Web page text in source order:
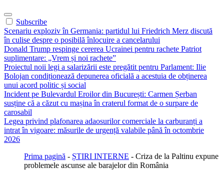
Subscribe
Scenariu exploziv în Germania: partidul lui Friedrich Merz discută
în culise despre o posibilă înlocuire a cancelarului
Donald Trump respinge cererea Ucrainei pentru rachete Patriot
suplimentare: „Vrem și noi rachete”
Proiectul noii legi a salarizării este pregătit pentru Parlament: Ilie
Bolojan condiționează depunerea oficială a acestuia de obținerea
unui acord politic și social
Incident pe Bulevardul Eroilor din București: Carmen Șerban
susține că a căzut cu mașina în craterul format de o surpare de
carosabil
Legea privind plafonarea adaosurilor comerciale la carburanți a
intrat în vigoare: măsurile de urgență valabile până în octombrie
2026
Prima pagină - ȘTIRI INTERNE - Criza de la Paltinu expune
problemele ascunse ale barajelor din România